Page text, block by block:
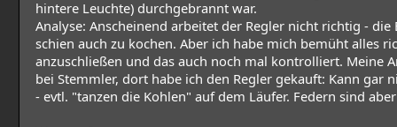
hintere Leuchte) durchgebrannt war.
Analyse: Anscheinend arbeitet der Regler nicht richtig - die
schien auch zu kochen. Aber ich habe mich bemüht alles
anzuschließen und das auch noch mal kontrolliert. Meine
bei Stemmler, dort habe ich den Regler gekauft: Kann gar
- evtl. "tanzen die Kohlen" auf dem Läufer. Federn sind